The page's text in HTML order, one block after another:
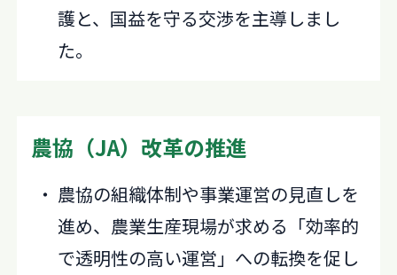
護と、国益を守る交渉を主導しまし
た。
農協（JA）改革の推進
農協の組織体制や事業運営の見直しを
進め、農業生産現場が求める「効率的
で透明性の高い運営」への転換を促し